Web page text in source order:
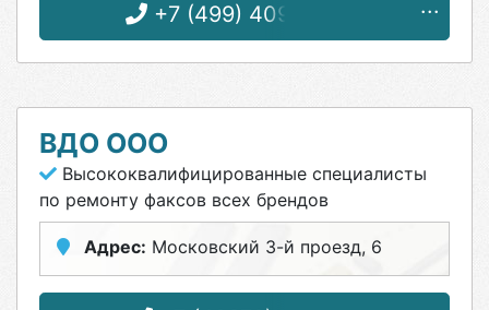
+7 (499) 409-43-28
ВДО ООО
Высококвалифицированные специалисты
по ремонту факсов всех брендов
Адрес: Московский 3-й проезд, 6